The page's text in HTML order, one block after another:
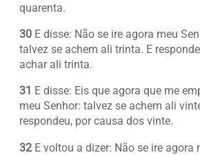
quarenta.
30 E disse: Não se ire agora meu
talvez se achem ali trinta. E
achar ali trinta.
31 E disse: Eis que agora que me
meu Senhor: talvez se achem ali
respondeu, por causa dos vinte.
32 E voltou a dizer: Não se ire agora